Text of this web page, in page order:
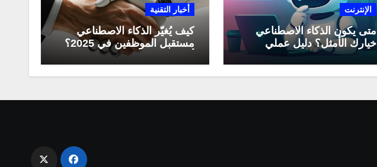
الإنترنت
متى يكون الذكاء الاصطناعي
خيارك الأمثل؟ دليل عملي
لاستخدامه في العمل اليومي
أخبار التقنية
كيف يُغيّر الذكاء الاصطناعي
مستقبل الموظفين في 2025؟
أبرز التحولات المهنية